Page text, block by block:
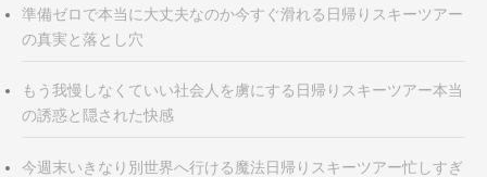
準備ゼロで本当に大丈夫なのか今すぐ滑れる日帰りスキーツアー
の真実と落とし穴
もう我慢しなくていい社会人を虜にする日帰りスキーツアー本当
の誘惑と隠された快感
今週末いきなり別世界へ行ける魔法日帰りスキーツアー忙しすぎ